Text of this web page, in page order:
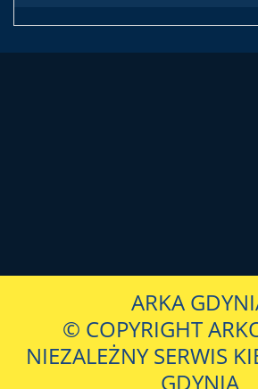
ARKA
© COPYRIGHT
NIEZALEŻNY SERWIS
GDYNIA